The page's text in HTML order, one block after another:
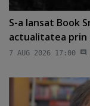
S-a lansat Book
actualitatea prin
7 AUG 2026 17:00